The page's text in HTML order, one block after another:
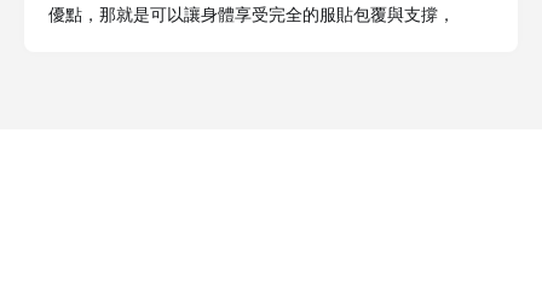
優點，那就是可以讓身體享受完全的服貼包覆與支撐，